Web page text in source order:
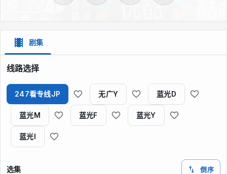
剧集
线路选择
247看专线JP 无广Y 蓝光D
蓝光M 蓝光F 蓝光Y
蓝光I
选集 倒序